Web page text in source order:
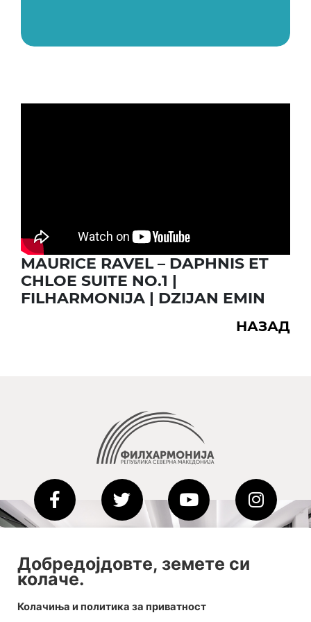
MAURICE RAVEL – DAPHNIS ET
CHLOE SUITE NO.1 |
FILHARMONIJA | DZIJAN EMIN
НАЗАД
2020-09-01_argument!
Filharmonija
Добредојдовте, земете си
колаче.
Колачиња и политика за приватност